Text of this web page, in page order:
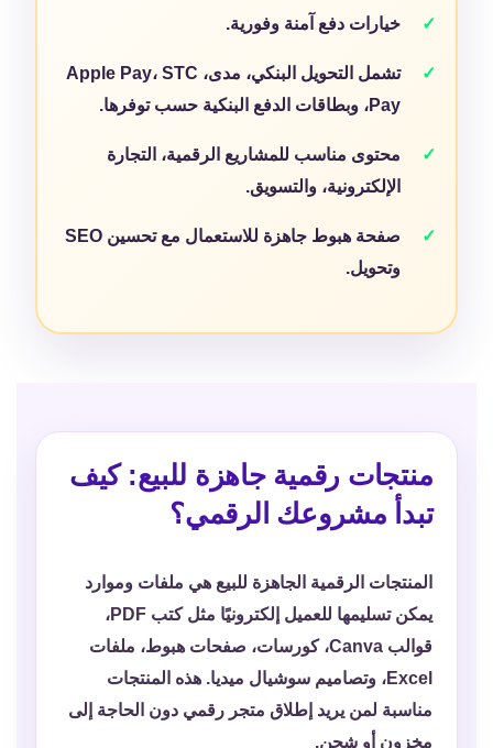
خيارات دفع آمنة وفورية.
تشمل التحويل البنكي، مدى، Apple Pay، STC
Pay، وبطاقات الدفع البنكية حسب توفرها.
محتوى مناسب للمشاريع الرقمية، التجارة
الإلكترونية، والتسويق.
صفحة هبوط جاهزة للاستعمال مع تحسين SEO
وتحويل.
منتجات رقمية جاهزة للبيع: كيف
تبدأ مشروعك الرقمي؟
المنتجات الرقمية الجاهزة للبيع هي ملفات وموارد
يمكن تسليمها للعميل إلكترونيًا مثل كتب PDF،
قوالب Canva، كورسات، صفحات هبوط، ملفات
Excel، وتصاميم سوشيال ميديا. هذه المنتجات
مناسبة لمن يريد إطلاق متجر رقمي دون الحاجة إلى
مخزون أو شحن.